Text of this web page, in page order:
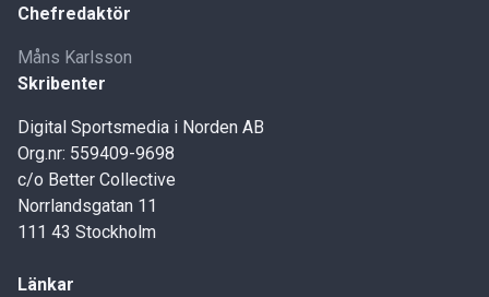
Chefredaktör
Måns Karlsson
Skribenter
Digital Sportsmedia i Norden AB
Org.nr: 559409-9698
c/o Better Collective
Norrlandsgatan 11
111 43 Stockholm
Länkar